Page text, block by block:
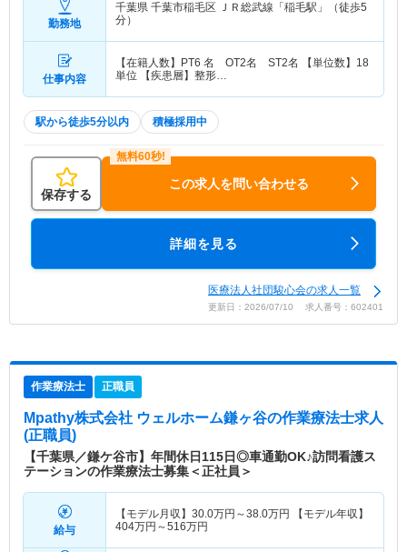
勤務地
千葉県 千葉市稲毛区 ＪＲ総武線「稲毛駅」（徒歩5
分）
仕事内容
【在籍人数】PT6 名 OT2名 ST2名 【単位数】18
単位 【疾患層】整形…
駅から徒歩5分以内 積極採用中
保存する
この求人を問い合わせる
詳細を見る
医療法人社団駿心会の求人一覧
更新日：2026/07/10 求人番号：602401
作業療法士 正職員
Mpathy株式会社 ウェルホーム鎌ヶ谷の作業療法士求人
(正職員)
【千葉県／鎌ケ谷市】年間休日115日◎車通勤OK♪訪問看護ス
テーションの作業療法士募集＜正社員＞
給与
【モデル月収】 30.0万円～38.0万円
【モデル年収】
404万円～516万円